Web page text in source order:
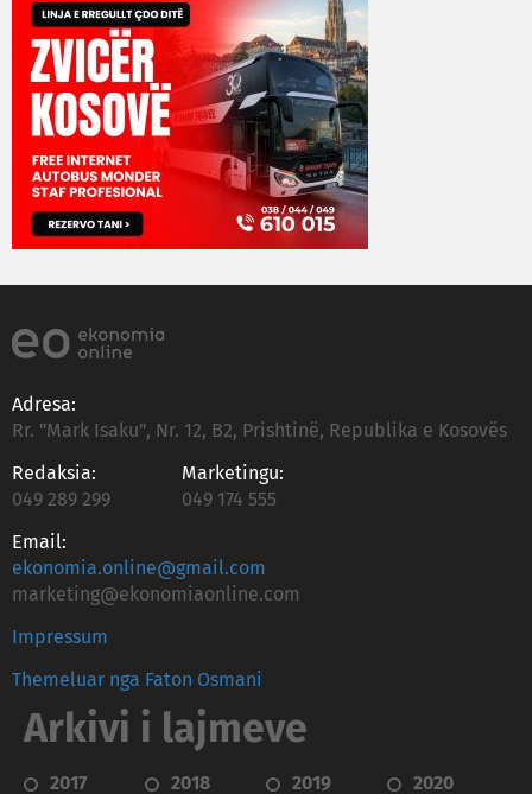
Adresa:
Rr. "Mark Isaku", Nr. 12, B2, Prishtinë, Republika e Kosovës
Redaksia:
049 289 299
Marketingu:
049 174 555
Email:
ekonomia.online@gmail.com
marketing@ekonomiaonline.com
Impressum
Themeluar nga Faton Osmani
Arkivi i lajmeve
2017 2018 2019
2020